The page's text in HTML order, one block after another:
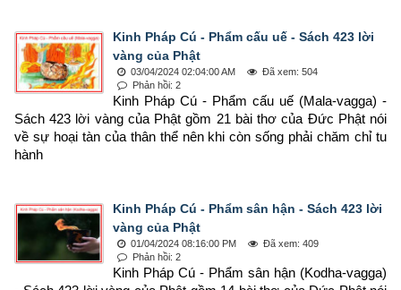
Kinh Pháp Cú - Phẩm cấu uế - Sách 423 lời
vàng của Phật
03/04/2024 02:04:00 AM
Đã xem: 504
Phản hồi: 2
Kinh Pháp Cú - Phẩm cấu uế (Mala-vagga) -
Sách 423 lời vàng của Phật gồm 21 bài thơ của Đức Phật nói
về sự hoại tàn của thân thể nên khi còn sống phải chăm chỉ tu
hành
Kinh Pháp Cú - Phẩm sân hận - Sách 423 lời
vàng của Phật
01/04/2024 08:16:00 PM
Đã xem: 409
Phản hồi: 2
Kinh Pháp Cú - Phẩm sân hận (Kodha-vagga)